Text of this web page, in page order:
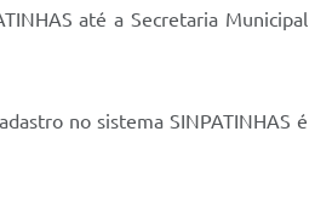
até a Secretaria Municipal
no sistema SINPATINHAS é